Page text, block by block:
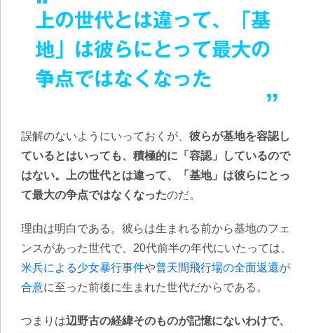
上の世代とは違って、「基
地」は彼らにとって最大の
争点ではなくなった
誤解のないようにいっておくが、 彼らが基地を容認し
ているとはいっても、積極的に「容認」しているので
はない。上の世代とは違って、「基地」は彼らにとっ
て最大の争点ではなくなったのだ。
理由は明白である。彼らは生まれる前から基地のフェ
ンスがあった世代で、20代前半の年代にいたっては、
米兵による少女暴行事件や普天間飛行場の全面返還が
合意に至った前後に生まれた世代だからである。
つまりは辺野古の経緯そのものが記憶にないわけで、